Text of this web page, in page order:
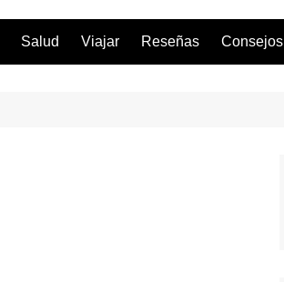
Salud Viajar Reseñas Consejos